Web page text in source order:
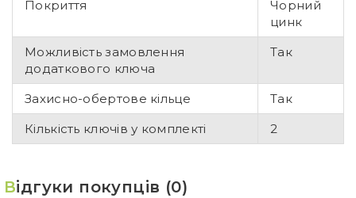
Покриття
Чорний
цинк
Можливість замовлення
додаткового ключа
Так
Захисно-обертове кільце
Так
Кількість ключів у комплекті
2
Відгуки покупців (0)